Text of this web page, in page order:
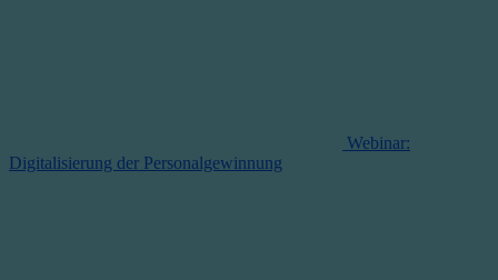
Webinar:
Digitalisierung der Personalgewinnung